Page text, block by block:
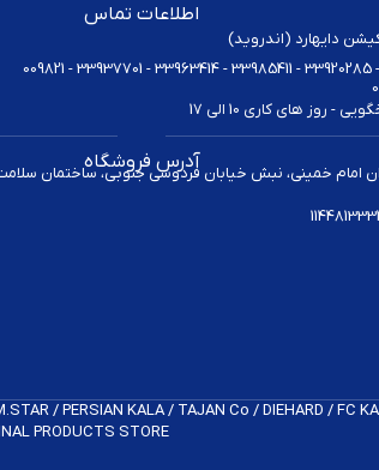
اطلاعات تماس
دایهارد (اندروید)
- روز های کاری 10 الی 17
آدرس فروشگاه
امام خمینی، نبش خیابان فردوسی جنوبی، ساختمان
/ PERSIAN KALA / TAJAN Co / DIEHARD / FC
PRODUCTS​ STORE